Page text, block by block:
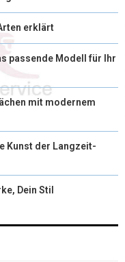
erklärt
passende Modell für Ihr
mit modernem
Kunst der Langzeit-
Dein Stil